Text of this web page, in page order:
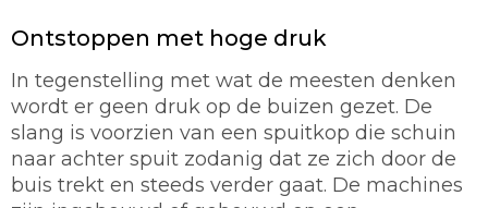
Ontstoppen met hoge druk
In tegenstelling met wat de meesten denken
wordt er geen druk op de buizen gezet. De
slang is voorzien van een spuitkop die schuin
naar achter spuit zodanig dat ze zich door de
buis trekt en steeds verder gaat. De machines